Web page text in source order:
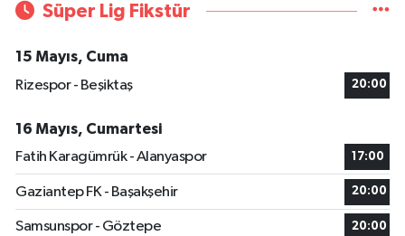
Süper Lig Fikstür
15 Mayıs, Cuma
Rizespor - Beşiktaş
20:00
16 Mayıs, Cumartesi
Fatih Karagümrük - Alanyaspor
17:00
Gaziantep FK - Başakşehir 20:00
Samsunspor - Göztepe 20:00